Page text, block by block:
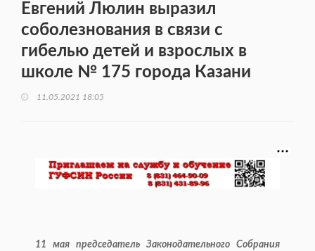
Евгений Люлин выразил
соболезнования в связи с
гибелью детей и взрослых в
школе № 175 города Казани
11.05.2021 18:05
11 мая председатель Законодательного Собрания